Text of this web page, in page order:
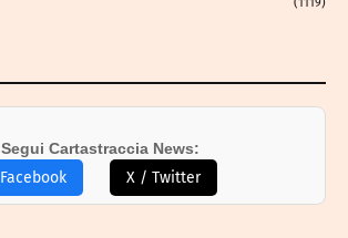
Segui Cartastraccia News:
Facebook X / Twitter